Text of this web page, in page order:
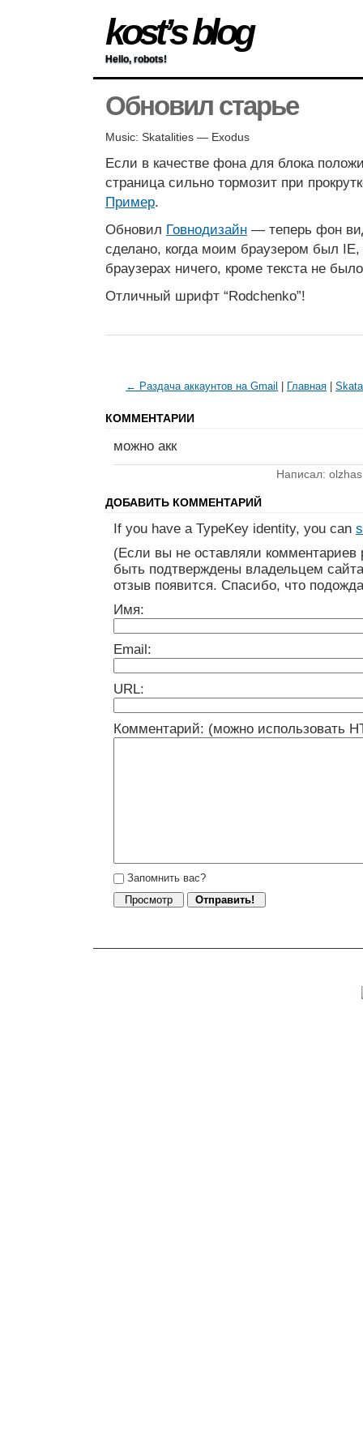
kost’s blog
Hello, robots!
Обновил старье
Music: Skatalities — Exodus
Если в качестве фона для блока
страница сильно тормозит при
Пример.
Обновил Говнодизайн — теперь фон
сделано, когда моим браузером был
браузерах ничего, кроме текста не
Отличный шрифт “Rodchenko”!
← Раздача аккаунтов на Gmail Главная
КОММЕНТАРИИ
можно акк
Написал:
ДОБАВИТЬ КОММЕНТАРИЙ
If you have a TypeKey identity, you can
(Если вы не оставляли
быть подтверждены владельцем
отзыв появится. Спасибо, что
Имя:
Email:
URL:
Комментарий: (можно использовать
Запомнить вас?